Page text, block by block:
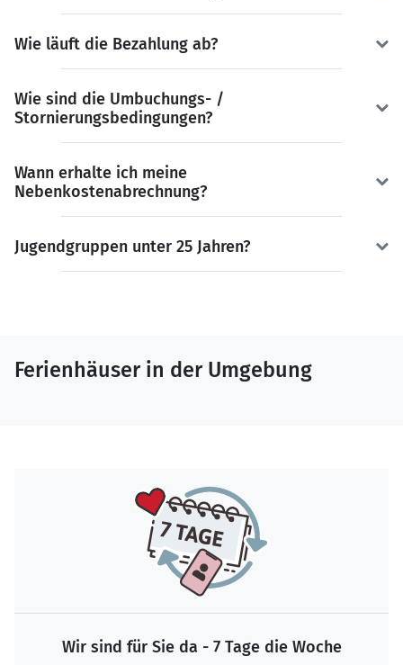
Wie läuft die Bezahlung ab?
Wie sind die Umbuchungs- /
Stornierungsbedingungen?
Wann erhalte ich meine
Nebenkostenabrechnung?
Jugendgruppen unter 25 Jahren?
Ferienhäuser in der Umgebung
Wir sind für Sie da - 7 Tage die Woche